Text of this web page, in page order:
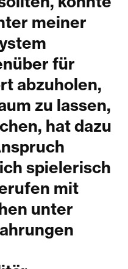
meiner
für
abzuholen,
zu lassen,
hat dazu
spielerisch
mit
unter